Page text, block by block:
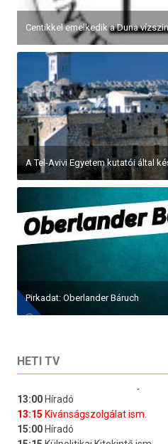
Centikkel emelkedik a Duna
A Tel-Avivi Egyetem kutatói által
Pirkadat: Oberlander Báruch
HETI TV